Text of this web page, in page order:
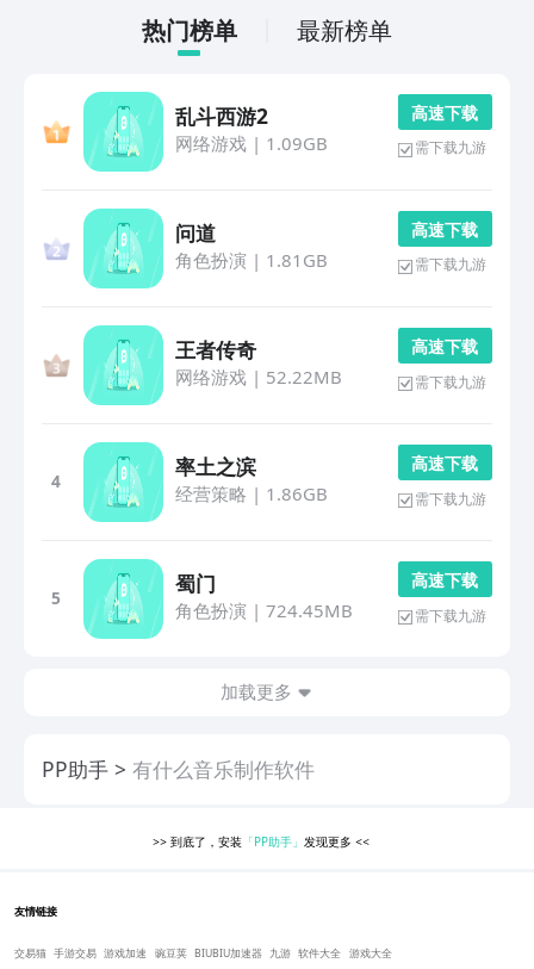
热门榜单 最新榜单
乱斗西游2
网络游戏| 1.09GB
高 速 下 载
需下载九游
问道
角色扮演 | 1.81GB
高 速 下 载
需下载九游
王者传奇
网络游戏| 52.22MB
高 速 下 载
需下载九游
4
率土之滨
经营策略 | 1.86GB
高 速 下 载
需下载九游
5
蜀门
角色扮演 | 724.45MB
高 速 下 载
需下载九游
加载更多
PP助手 有什么音乐制作软件
>> 到底了，安装 「PP助手」发现更多<<
友情链接
交易猫 手游交易 游戏加速 豌豆荚 BIUBIU加速器 九游 软件大全 游戏大全